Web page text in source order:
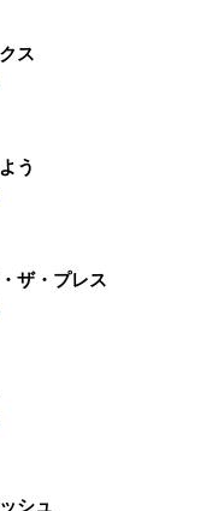
ス
う
ザ・プレス
シュ